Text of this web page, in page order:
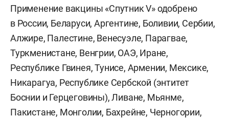
Применение вакцины «Спутник V» одобрено
в России, Беларуси, Аргентине, Боливии, Сербии,
Алжире, Палестине, Венесуэле, Парагвае,
Туркменистане, Венгрии, ОАЭ, Иране,
Республике Гвинея, Тунисе, Армении, Мексике,
Никарагуа, Республике Сербской (энтитет
Боснии и Герцеговины), Ливане, Мьянме,
Пакистане, Монголии, Бахрейне, Черногории,